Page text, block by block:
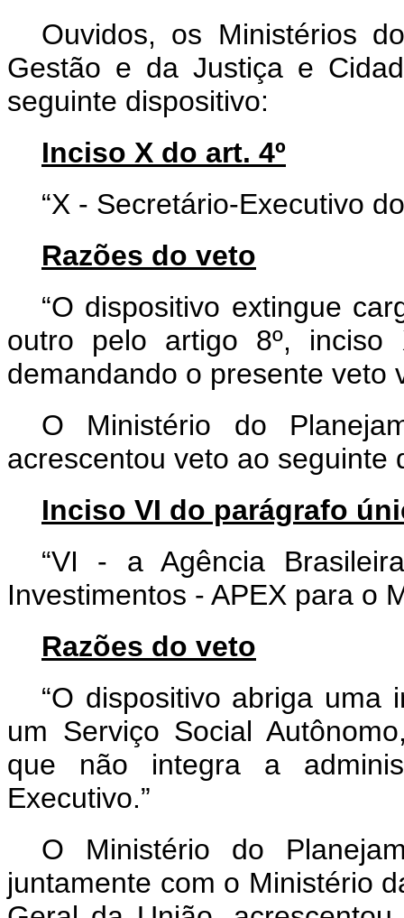
Ouvidos, os Ministérios
Gestão e da Justiça e
seguinte dispositivo:
Inciso X do art. 4º
“X - Secretário-Executivo
Razões do veto
“O dispositivo extingue
outro pelo artigo 8º,
demandando o presente veto
O Ministério do
acrescentou veto ao seguinte
Inciso VI do parágrafo
“VI - a Agência
Investimentos - APEX para o
Razões do veto
“O dispositivo abriga uma
um Serviço Social
que não integra a
Executivo.”
O Ministério do
juntamente com o Ministério